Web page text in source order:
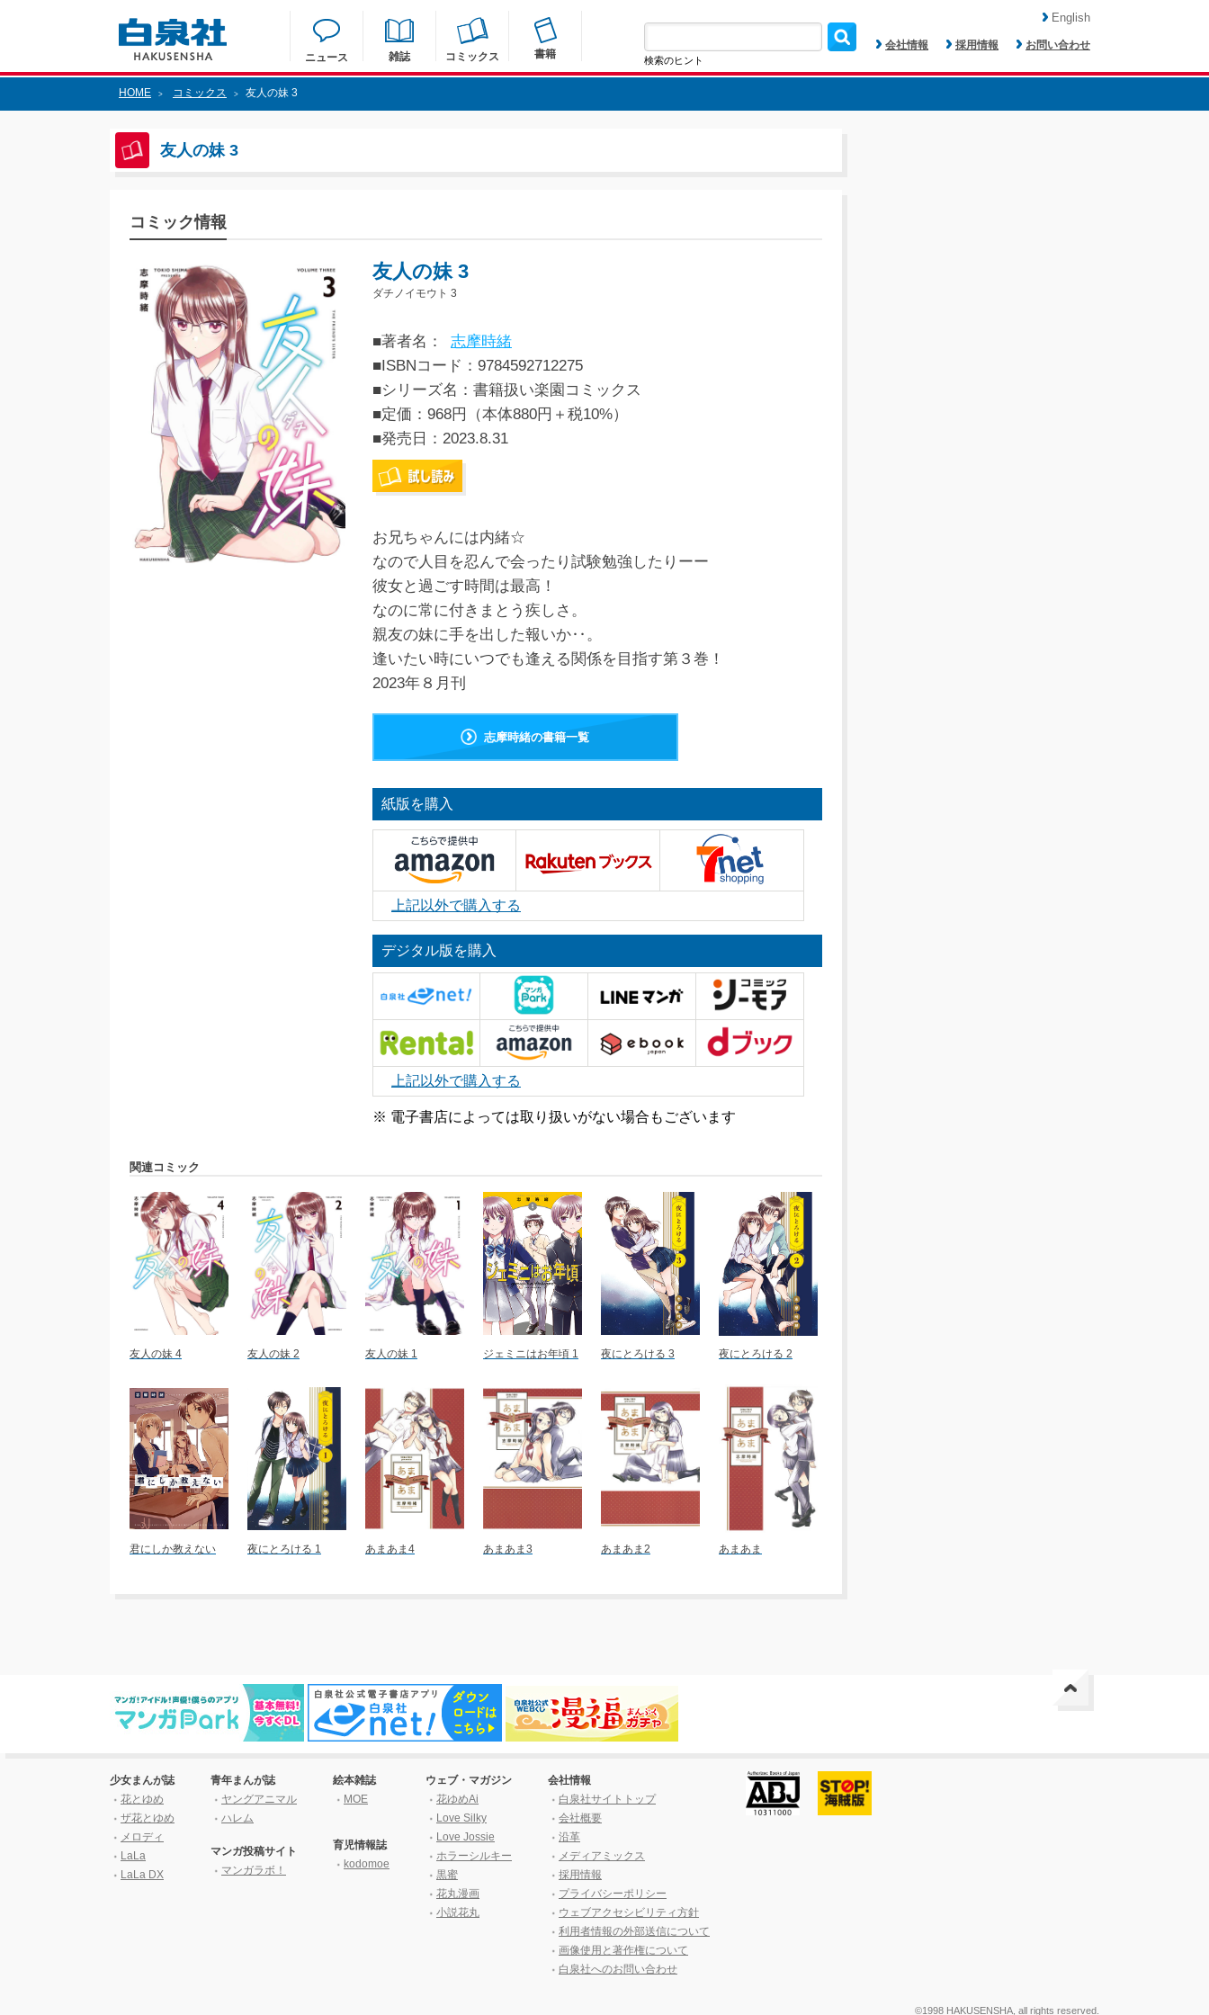
ニュース 雑誌 コミックス 書籍 検索のヒント
会社情報 採用情報 お問い合わせ
English
HOME > コミックス > 友人の妹 3
友人の妹 3
コミック情報
友人の妹 3
ダチノイモウト 3
■著者名：
志摩時緒
■ISBNコード：9784592712275
■シリーズ名：書籍扱い楽園コミックス
■定価：968円（本体880円＋税10%）
■発売日： 2023.8.31
お兄ちゃんには内緒☆
なので人目を忍んで会ったり試験勉強したりーー
彼女と過ごす時間は最高！
なのに常に付きまとう疾しさ。
親友の妹に手を出した報いか‥。
逢いたい時にいつでも逢える関係を目指す第３巻！
2023年８月刊
志摩時緒の書籍一覧
紙版を購入
上記以外で購入する
デジタル版を購入
上記以外で購入する
※ 電子書店によっては取り扱いがない場合もございます
関連コミック
友人の妹 4 友人の妹 2 友人の妹 1 ジェミニはお年頃 1 夜にとろける 3 夜にとろける 2
君にしか教えない 夜にとろける 1 あまあま4 あまあま3 あまあま2 あまあま
少女まんが誌
花とゆめ
ザ花とゆめ
メロディ
LaLa
LaLa DX
青年まんが誌
ヤングアニマル
ハレム
マンガ投稿サイト
マンガラボ！
絵本雑誌
MOE
育児情報誌
kodomoe
ウェブ・マガジン
花ゆめAi
Love Silky
Love Jossie
ホラーシルキー
黒蜜
花丸漫画
小説花丸
会社情報
白泉社サイトトップ
会社概要
沿革
メディアミックス
採用情報
プライバシーポリシー
ウェブアクセシビリティ方針
利用者情報の外部送信について
画像使用と著作権について
白泉社へのお問い合わせ
©1998 HAKUSENSHA, all rights reserved.